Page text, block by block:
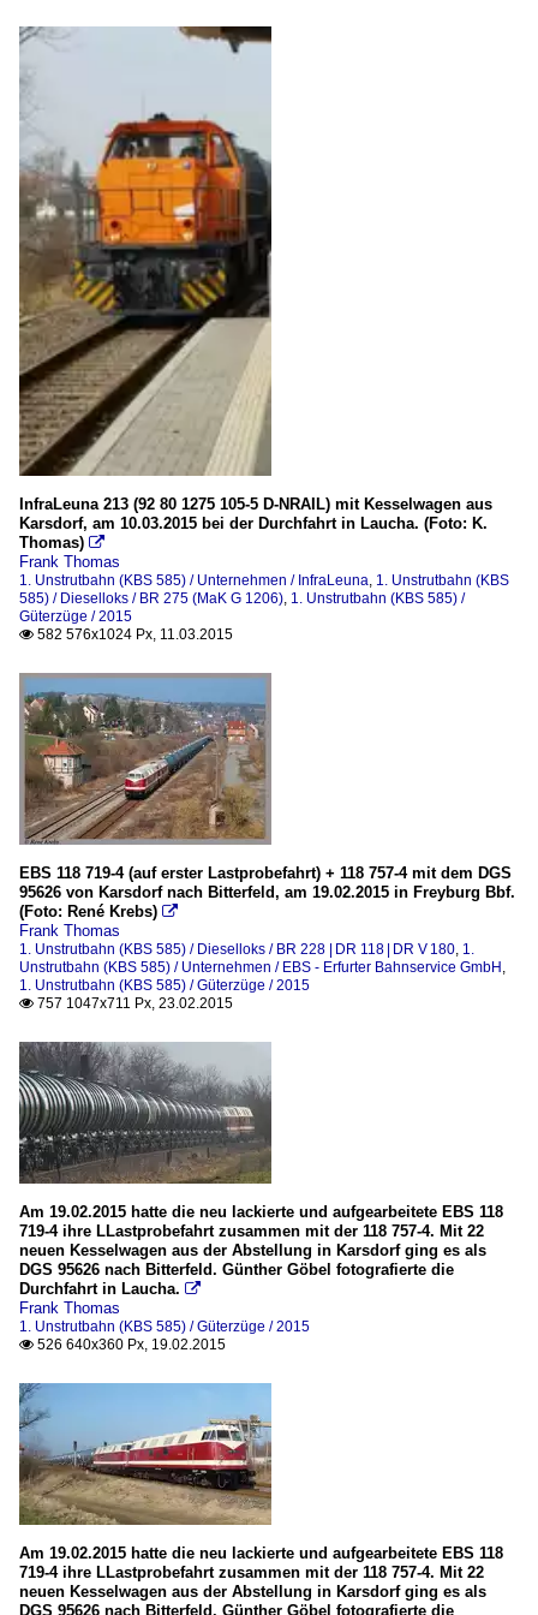
InfraLeuna 213 (92 80 1275 105-5 D-NRAIL) mit Kesselwagen aus
Karsdorf, am 10.03.2015 bei der Durchfahrt in Laucha. (Foto: K.
Thomas) 
Frank Thomas
1. Unstrutbahn (KBS 585) / Unternehmen / InfraLeuna 1. Unstrutbahn (KBS
585) / Dieselloks / BR 275 (MaK G 1206) 1. Unstrutbahn (KBS 585) /
Güterzüge / 2015
 582 576x1024 Px, 11.03.2015
EBS 118 719-4 (auf erster Lastprobefahrt) + 118 757-4 mit dem DGS
95626 von Karsdorf nach Bitterfeld, am 19.02.2015 in Freyburg Bbf.
(Foto: René Krebs) 
Frank Thomas
1. Unstrutbahn (KBS 585) / Dieselloks / BR 228 | DR 118 | DR V 180 1.
Unstrutbahn (KBS 585) / Unternehmen / EBS - Erfurter Bahnservice GmbH
1. Unstrutbahn (KBS 585) / Güterzüge / 2015
 757 1047x711 Px, 23.02.2015
Am 19.02.2015 hatte die neu lackierte und aufgearbeitete EBS 118
719-4 ihre LLastprobefahrt zusammen mit der 118 757-4. Mit 22
neuen Kesselwagen aus der Abstellung in Karsdorf ging es als
DGS 95626 nach Bitterfeld. Günther Göbel fotografierte die
Durchfahrt in Laucha. 
Frank Thomas
1. Unstrutbahn (KBS 585) / Güterzüge / 2015
 526 640x360 Px, 19.02.2015
Am 19.02.2015 hatte die neu lackierte und aufgearbeitete EBS 118
719-4 ihre LLastprobefahrt zusammen mit der 118 757-4. Mit 22
neuen Kesselwagen aus der Abstellung in Karsdorf ging es als
DGS 95626 nach Bitterfeld. Günther Göbel fotografierte die